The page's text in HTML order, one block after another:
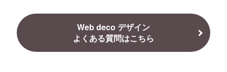
Web deco デザイン
よくある質問はこちら